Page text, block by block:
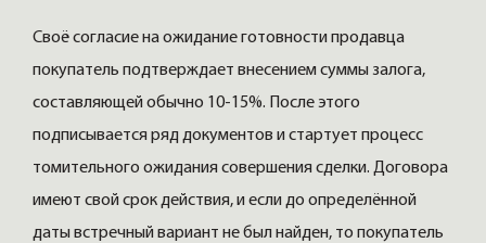
Своё согласие на ожидание готовности продавца
покупатель подтверждает внесением суммы залога,
составляющей обычно 10-15%. После этого
подписывается ряд документов и стартует процесс
томительного ожидания совершения сделки. Договора
имеют свой срок действия, и если до определённой
даты встречный вариант не был найден, то покупатель